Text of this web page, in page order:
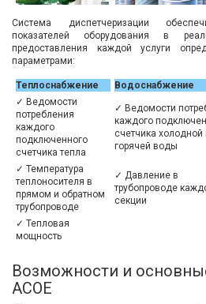
Система диспетчеризации
показателей оборудования в
предоставления каждой услуги
параметрами:
Теплоснабжение Водоснабжение
✓ Ведомости
потребления
каждого
подключенного
счетчика тепла
✓ Ведомости
каждого
счетчика холодной
горячей воды
✓ Температура
теплоносителя в
прямом и обратном
трубопроводе
✓ Давление в
трубопроводе
секции
✓ Тепловая
мощность
Возможности и
АСОЕ